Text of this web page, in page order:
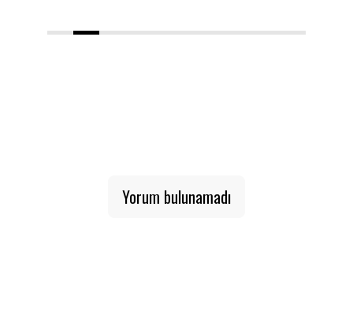
1 2 3 4 5 6 7 8 9 10
Yorum bulunamadı